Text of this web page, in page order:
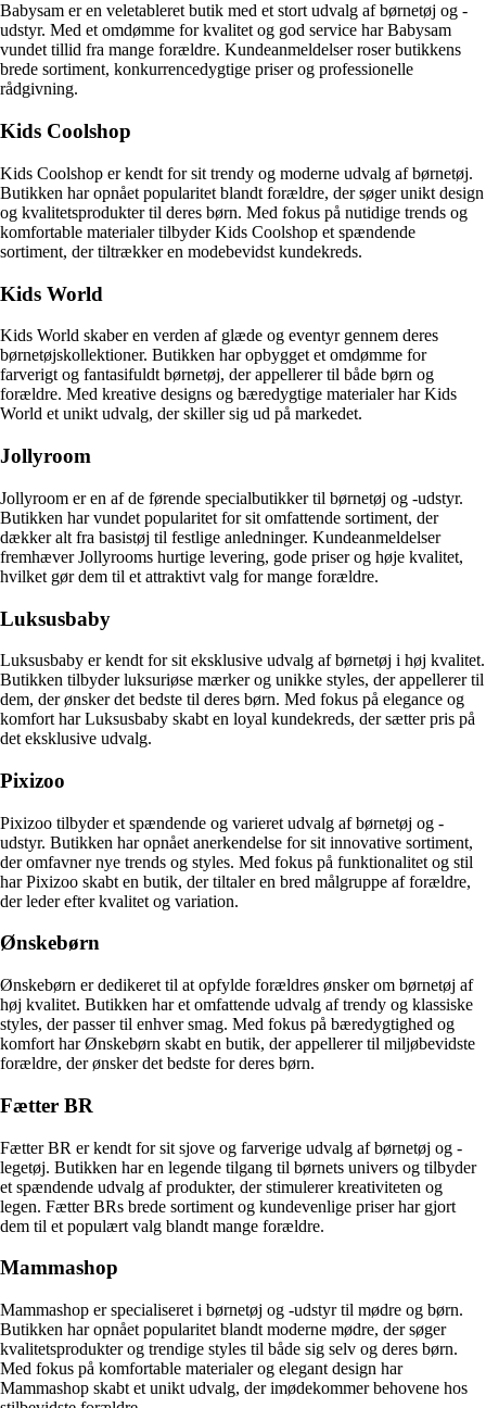
Babysam er en veletableret butik med et stort udvalg af børnetøj og -
udstyr. Med et omdømme for kvalitet og god service har Babysam
vundet tillid fra mange forældre. Kundeanmeldelser roser butikkens
brede sortiment, konkurrencedygtige priser og professionelle
rådgivning.
Kids Coolshop
Kids Coolshop er kendt for sit trendy og moderne udvalg af børnetøj.
Butikken har opnået popularitet blandt forældre, der søger unikt design
og kvalitetsprodukter til deres børn. Med fokus på nutidige trends og
komfortable materialer tilbyder Kids Coolshop et spændende
sortiment, der tiltrækker en modebevidst kundekreds.
Kids World
Kids World skaber en verden af glæde og eventyr gennem deres
børnetøjskollektioner. Butikken har opbygget et omdømme for
farverigt og fantasifuldt børnetøj, der appellerer til både børn og
forældre. Med kreative designs og bæredygtige materialer har Kids
World et unikt udvalg, der skiller sig ud på markedet.
Jollyroom
Jollyroom er en af de førende specialbutikker til børnetøj og -udstyr.
Butikken har vundet popularitet for sit omfattende sortiment, der
dækker alt fra basistøj til festlige anledninger. Kundeanmeldelser
fremhæver Jollyrooms hurtige levering, gode priser og høje kvalitet,
hvilket gør dem til et attraktivt valg for mange forældre.
Luksusbaby
Luksusbaby er kendt for sit eksklusive udvalg af børnetøj i høj kvalitet.
Butikken tilbyder luksuriøse mærker og unikke styles, der appellerer til
dem, der ønsker det bedste til deres børn. Med fokus på elegance og
komfort har Luksusbaby skabt en loyal kundekreds, der sætter pris på
det eksklusive udvalg.
Pixizoo
Pixizoo tilbyder et spændende og varieret udvalg af børnetøj og -
udstyr. Butikken har opnået anerkendelse for sit innovative sortiment,
der omfavner nye trends og styles. Med fokus på funktionalitet og stil
har Pixizoo skabt en butik, der tiltaler en bred målgruppe af forældre,
der leder efter kvalitet og variation.
Ønskebørn
Ønskebørn er dedikeret til at opfylde forældres ønsker om børnetøj af
høj kvalitet. Butikken har et omfattende udvalg af trendy og klassiske
styles, der passer til enhver smag. Med fokus på bæredygtighed og
komfort har Ønskebørn skabt en butik, der appellerer til miljøbevidste
forældre, der ønsker det bedste for deres børn.
Fætter BR
Fætter BR er kendt for sit sjove og farverige udvalg af børnetøj og -
legetøj. Butikken har en legende tilgang til børnets univers og tilbyder
et spændende udvalg af produkter, der stimulerer kreativiteten og
legen. Fætter BRs brede sortiment og kundevenlige priser har gjort
dem til et populært valg blandt mange forældre.
Mammashop
Mammashop er specialiseret i børnetøj og -udstyr til mødre og børn.
Butikken har opnået popularitet blandt moderne mødre, der søger
kvalitetsprodukter og trendige styles til både sig selv og deres børn.
Med fokus på komfortable materialer og elegant design har
Mammashop skabt et unikt udvalg, der imødekommer behovene hos